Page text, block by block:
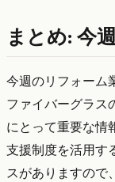
まとめ: 今
今週のリフォーム
ファイバーグラス
にとって重要な情
支援制度を活用す
スがありますので